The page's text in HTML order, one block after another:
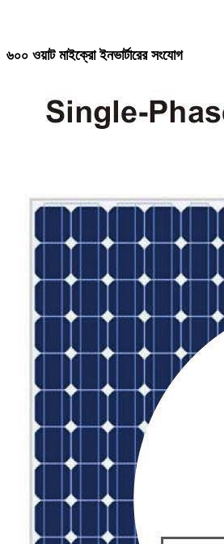
৬০০ ওয়াট মাইক্রো ইনভার্টারের সংযোগ